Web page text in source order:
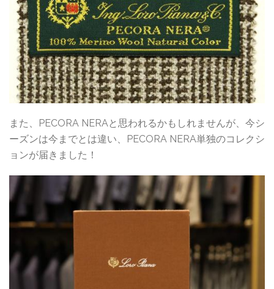
また、PECORA NERAと思われるかもしれませんが、今シ
ーズンは今までとは違い、PECORA NERA単独のコレクシ
ョンが届きました！